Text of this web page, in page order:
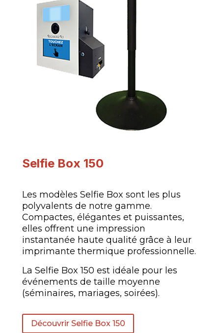
Selfie Box 150
Les modèles Selfie Box sont les plus
polyvalents de notre gamme.
Compactes, élégantes et puissantes,
elles offrent une impression
instantanée haute qualité grâce à leur
imprimante thermique professionnelle.
La Selfie Box 150 est idéale pour les
événements de taille moyenne
(séminaires, mariages, soirées).
Découvrir Selfie Box 150